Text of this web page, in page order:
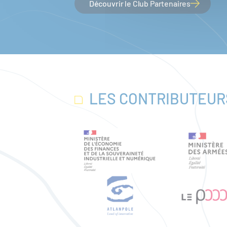
Découvrir le Club Partenaires
LES